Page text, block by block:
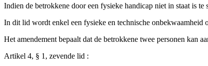
Indien de betrokkene door een fysieke handicap niet in staat is
In dit lid wordt enkel een fysieke en technische onbekwaamheid
Het amendement bepaalt dat de betrokkene twee personen kan
Artikel 4, § 1, zevende lid :